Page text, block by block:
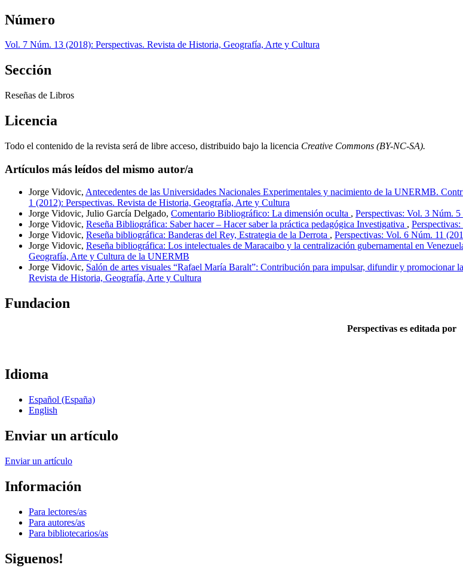
Número
Vol. 7 Núm. 13 (2018): Perspectivas. Revista de Historia, Geografía, Arte y Cultura
Sección
Reseñas de Libros
Licencia
Todo el contenido de la revista será de libre acceso, distribuido bajo la licencia Creative Commons (BY-NC-SA).
Artículos más leídos del mismo autor/a
Jorge Vidovic, Antecedentes de las Universidades Nacionales Experimentales y nacimiento de la UNERMB.
1 (2012): Perspectivas. Revista de Historia, Geografía, Arte y Cultura
Jorge Vidovic, Julio García Delgado, Comentario Bibliográfico: La dimensión oculta , Perspectivas: Vol. 3 Núm.
Jorge Vidovic, Reseña Bibliográfica: Saber hacer – Hacer saber la práctica pedagógica Investigativa ,
Jorge Vidovic, Reseña bibliográfica: Banderas del Rey, Estrategia de la Derrota , Perspectivas: Vol. 6 Núm. 11
Jorge Vidovic, Reseña bibliográfica: Los intelectuales de Maracaibo y la centralización gubernamental en
Geografía, Arte y Cultura de la UNERMB
Jorge Vidovic, Salón de artes visuales “Rafael María Baralt”: Contribución para impulsar, difundir y promocionar
Revista de Historia, Geografía, Arte y Cultura
Fundacion
Perspectivas es editada por
Idioma
Español (España)
English
Enviar un artículo
Enviar un artículo
Información
Para lectores/as
Para autores/as
Para bibliotecarios/as
Siguenos!